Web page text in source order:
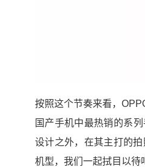
按照这个节奏来看，
国产手机中最热销的系
设计之外，在其主打的
机型，我们一起拭目以待